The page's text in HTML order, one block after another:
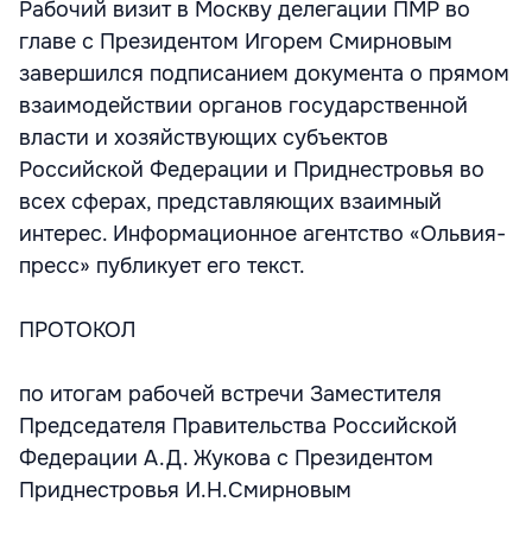
Рабочий визит в Москву делегации ПМР во
главе с Президентом Игорем Смирновым
завершился подписанием документа о прямом
взаимодействии органов государственной
власти и хозяйствующих субъектов
Российской Федерации и Приднестровья во
всех сферах, представляющих взаимный
интерес. Информационное агентство «Ольвия-
пресс» публикует его текст.
ПРОТОКОЛ
по итогам рабочей встречи Заместителя
Председателя Правительства Российской
Федерации А.Д. Жукова с Президентом
Приднестровья И.Н.Смирновым